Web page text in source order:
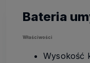
Bateria
Właściwości
Wysokość